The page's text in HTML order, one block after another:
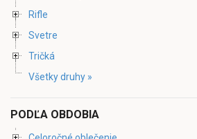
Rifle
Svetre
Tričká
Všetky druhy »
PODĽA OBDOBIA